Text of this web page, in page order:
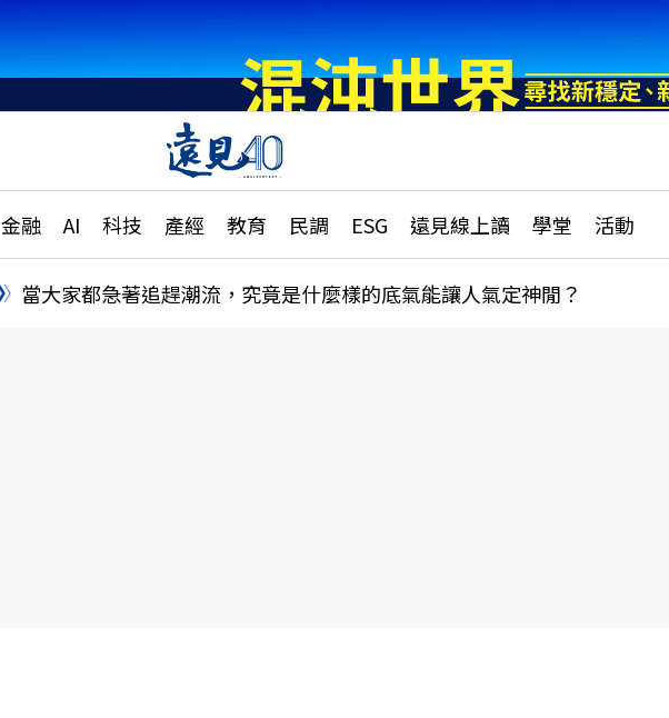
金融 AI 科技 產經 教育 民調 ESG 遠見線上讀 學堂 活動
國際
特輯
大學升學、職涯攻略
縣市施政調查全解析
民調
更多訂閱方案
當大家都急著追趕潮流，究竟是什麼樣的底氣能讓人氣定神閒？